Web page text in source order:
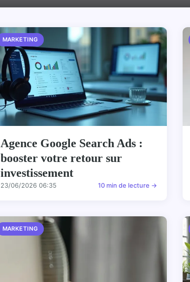
MARKETING
Agence Google Search Ads :
booster votre retour sur
investissement
23/06/2026 06:35 10 min de lecture →
MARKETING